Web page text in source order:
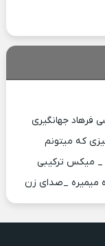
فرهاد جهانگیری
که میتونم
_ میکس ترکیبی
میمیره _صدای زن